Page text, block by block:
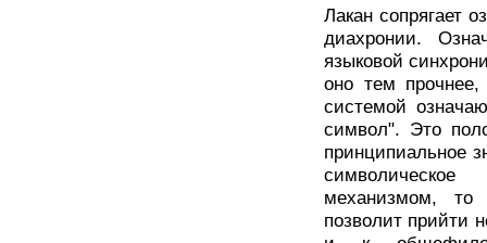
Лакан сопрягает
диахронии.
языковой
оно тем прочнее,
системой
символ". Это
принципиальное
механизмом, то
позволит прийти